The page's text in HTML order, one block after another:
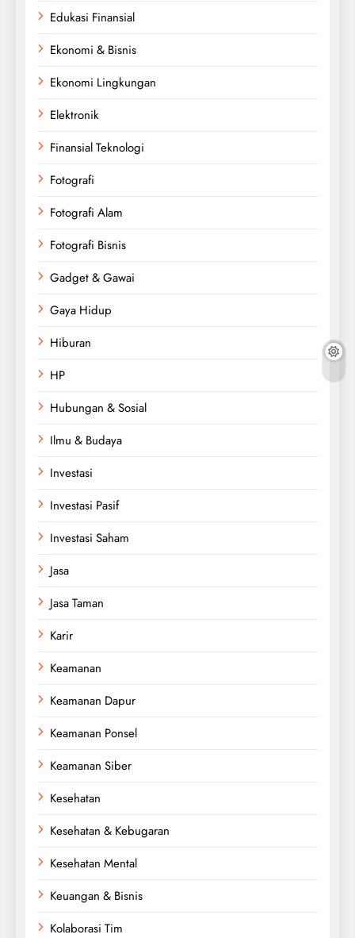
Edukasi Finansial
Ekonomi & Bisnis
Ekonomi Lingkungan
Elektronik
Finansial Teknologi
Fotografi
Fotografi Alam
Fotografi Bisnis
Gadget & Gawai
Gaya Hidup
Hiburan
HP
Hubungan & Sosial
Ilmu & Budaya
Investasi
Investasi Pasif
Investasi Saham
Jasa
Jasa Taman
Karir
Keamanan
Keamanan Dapur
Keamanan Ponsel
Keamanan Siber
Kesehatan
Kesehatan & Kebugaran
Kesehatan Mental
Keuangan & Bisnis
Kolaborasi Tim